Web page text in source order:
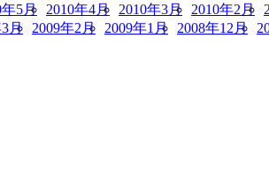
年5月 2010年4月 2010年3月 2010年2月
月 2009年2月 2009年1月 2008年12月